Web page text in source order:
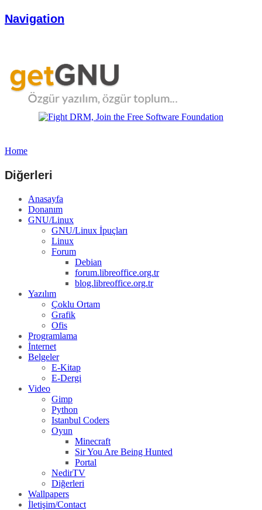
Navigation
Home
Diğerleri
Anasayfa
Donanım
GNU/Linux
GNU/Linux İpuçları
Linux
Forum
Debian
forum.libreoffice.org.tr
blog.libreoffice.org.tr
Yazılım
Çoklu Ortam
Grafik
Ofis
Programlama
İnternet
Belgeler
E-Kitap
E-Dergi
Video
Gimp
Python
Istanbul Coders
Oyun
Minecraft
Sir You Are Being Hunted
Portal
NedirTV
Diğerleri
Wallpapers
İletişim/Contact